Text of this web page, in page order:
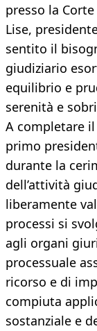
presso la
Lise,
sentito il
giudiziario
equilibrio e
serenità e
A completare
primo
durante la
dell’attività
liberamente
processi si
agli organi
processuale
ricorso e di
compiuta
sostanziale e